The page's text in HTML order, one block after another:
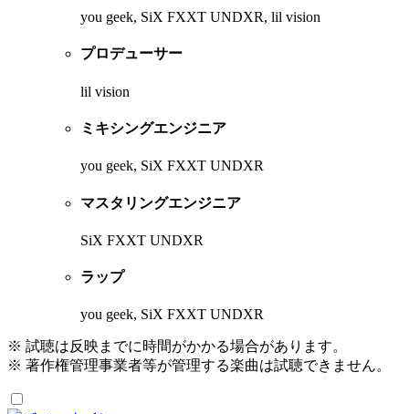
you geek, SiX FXXT UNDXR, lil vision
プロデューサー
lil vision
ミキシングエンジニア
you geek, SiX FXXT UNDXR
マスタリングエンジニア
SiX FXXT UNDXR
ラップ
you geek, SiX FXXT UNDXR
※ 試聴は反映までに時間がかかる場合があります。
※ 著作権管理事業者等が管理する楽曲は試聴できません。